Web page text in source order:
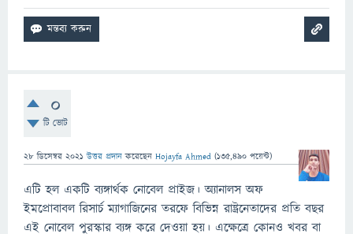
0
টি ভোট
28 ডিসেম্বর 2021 উত্তর প্রদান করেছেন Hojayfa Ahmed (135,490 পয়েন্ট)
এটি হল একটি ব্যঙ্গার্থক নোবেল প্রাইজ। অ্যানালস অফ
ইমপ্রোবাবল রিসার্চ ম্যাগাজিনের তরফে বিভিন্ন রাষ্ট্রনেতাদের প্রতি বছর
এই নোবেল পুরস্কার ব্যঙ্গ করে দেওয়া হয়। এক্ষেত্রে কোনও খবর বা